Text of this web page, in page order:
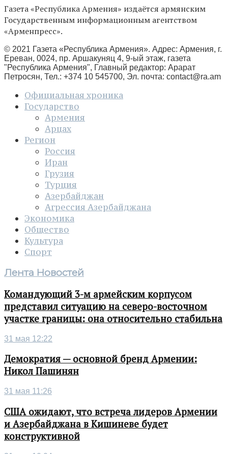
Газета «Республика Армения» издаётся армянским
Государственным информационным агентством
«Арменпресс».
© 2021 Газета «Республика Армения». Адрес: Армения, г.
Ереван, 0024, пр. Аршакуняц 4, 9-ый этаж, газета
"Республика Армения", Главный редактор: Арарат
Петросян, Тел.: +374 10 545700, Эл. почта: contact@ra.am
Официальная хроника
Государство
Армения
Арцах
Регион
Россия
Иран
Грузия
Турция
Азербайджан
Агрессия Азербайджана
Экономика
Общество
Культура
Спорт
Лента Новостей
Командующий 3-м армейским корпусом
представил ситуацию на северо-восточном
участке границы: она относительно стабильна
31 мая 12:22
Демократия — основной бренд Армении:
Никол Пашинян
31 мая 11:26
США ожидают, что встреча лидеров Армении
и Азербайджана в Кишиневе будет
конструктивной